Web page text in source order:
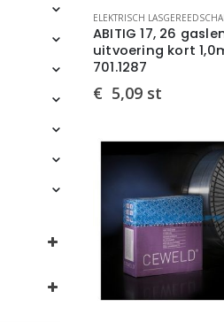
ELEKTRISCH
ABITIG 17, 26
uitvoering kort
701.1287
€ 5,09 st